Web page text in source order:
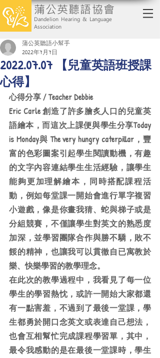
蒲公英聽語協會
Dandelion Hearing & Language
Association
2022.07.07 【兒童英語班授課
心得】
蒲公英聽語小幫手
2022年7月7日
心得分享 / Teacher Debbie
Eric Carle 創造了許多膾炙人口的兒童英
語繪本，而這次上課便與學生分享Today
is Monday與 The very hungry caterpillar，豐
富的色彩圖案引起學生閱讀動機，有趣
的文字內容連結學生生活經驗，讓學生
能夠更加理解繪本，同時搭配課程活
動，例如每堂課一開始會進行單字複習
小遊戲，像是你畫我猜、蛇與梯子或是
分組競賽，不僅讓學生對英文的熟悉度
加深，並學習團隊合作與勝不驕，敗不
餒的精神，也讓我可以貫徹自已寓教於
樂、快樂學習的教學理念。
在此次的教學過程中，我看見了每一位
學生的學習熱忱，或許一開始大家都還
有一點害羞，不過到了最後一堂課，學
生都勇於開口念英文或表達自己想法，
也會互相幫忙完成課程學習單，其中，
最令我感動的是在最後一堂課時，學生